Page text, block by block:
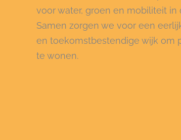
voor water, groen en mobiliteit in
Samen zorgen we voor een
en toekomstbestendige wijk om
te wonen.